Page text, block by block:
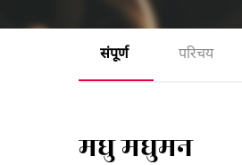
संपूर्ण परिचय
मधु मधुमन